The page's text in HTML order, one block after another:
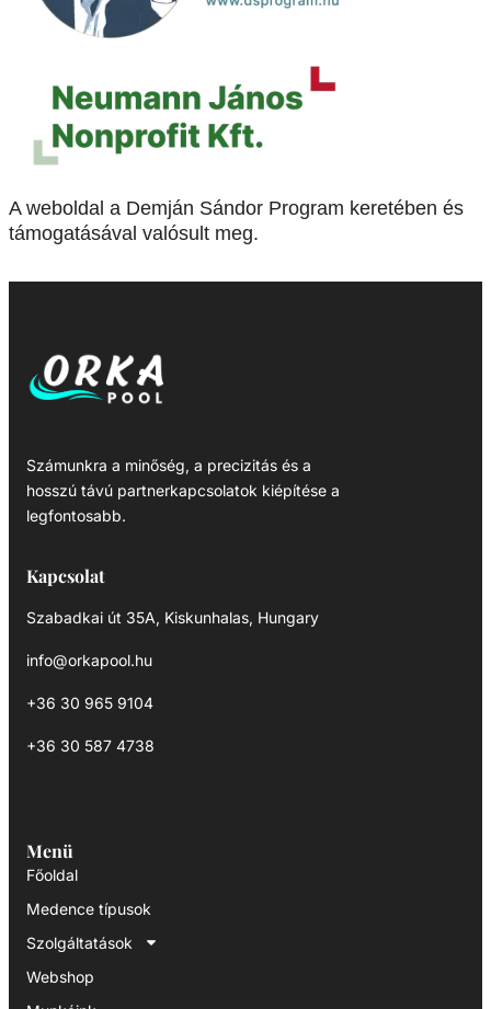
A weboldal a Demján Sándor Program keretében és
támogatásával valósult meg.
Számunkra a minőség, a precizitás és a
hosszú távú partnerkapcsolatok kiépítése a
legfontosabb.
Kapcsolat
Szabadkai út 35A, Kiskunhalas, Hungary
info@orkapool.hu
+36 30 965 9104
+36 30 587 4738
Menü
Főoldal
Medence típusok
Szolgáltatások
Webshop